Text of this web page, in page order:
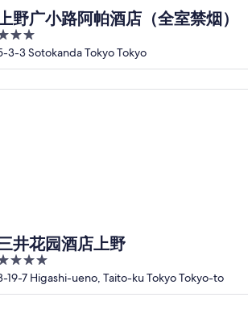
野广小路阿帕酒店（全室禁烟）
3-3 Sotokanda Tokyo Tokyo
井花园酒店上野
19-7 Higashi-ueno, Taito-ku Tokyo Tokyo-to